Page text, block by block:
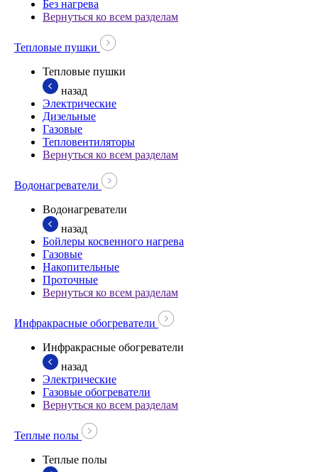
Без нагрева
Вернуться ко всем разделам
Тепловые пушки
Тепловые пушки
назад
Электрические
Дизельные
Газовые
Тепловентиляторы
Вернуться ко всем разделам
Водонагреватели
Водонагреватели
назад
Бойлеры косвенного нагрева
Газовые
Накопительные
Проточные
Вернуться ко всем разделам
Инфракрасные обогреватели
Инфракрасные обогреватели
назад
Электрические
Газовые обогреватели
Вернуться ко всем разделам
Теплые полы
Теплые полы